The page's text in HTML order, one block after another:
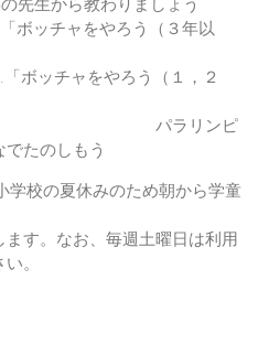
先生から教わりましょう
ボッチャをやろう（３年以
をやろう（１，２
ンピ
たのしもう
学校の夏休みのため朝から学童
す。なお、毎週土曜日は利用
。